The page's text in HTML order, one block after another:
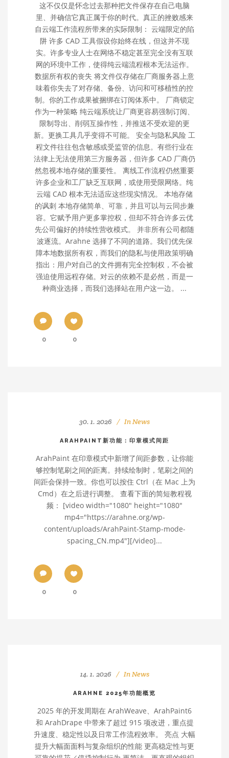
这不仅仅是怀念过去那种把文件保存在自己电脑
里、并确信它真正属于你的时代。真正的挫败感来
自云端工作流程所带来的实际限制： 云端限定的陷
阱 许多 CAD 工具假设你始终在线，但这并不现
实。许多专业人士在网络不稳定甚至完全没有互联
网的环境中工作，使得纯云端流程根本无法运作。
数据所有权的丧失 将文件仅存储在厂商服务器上意
味着你失去了对存储、备份、访问和可移植性的控
制。你的工作成果被捆绑在订阅体系中。 厂商锁定
作为一种策略 纯云端系统让厂商更容易强制订阅、
限制导出、削弱互操作性，并推送不受欢迎的更
新。更换工具几乎变得不可能。 安全与隐私风险 工
程文件往往包含敏感或受监管的信息。有些行业在
法律上无法使用第三方服务器，但许多 CAD 厂商仍
然忽视本地存储的重要性。 离线工作流程仍然重要
许多企业和工厂缺乏互联网，或使用受限网络。纯
云端 CAD 根本无法适应这些现实情况。 本地存储
的讽刺 本地存储简单、可靠，并且可以与云同步兼
容。它赋予用户更多掌控权，但却不符合许多云优
先公司偏好的持续性营收模式。 并非所有公司都随
波逐流。Arahne 选择了不同的道路。我们优先保
障本地数据所有权，而我们的隐私与使用政策明确
指出：用户对自己的文件拥有完全控制权，不会被
强迫使用远程存储。对云的依赖不是必然，而是一
种商业选择，而我们选择站在用户这一边。 ...
0 0
30. 1. 2026 InNews
ARAHPAINT新功能：印章模式间距
ArahPaint 在印章模式中新增了间距参数，让你能
够控制笔刷之间的距离。持续绘制时，笔刷之间的
间距会保持一致。你也可以按住 Ctrl（在 Mac 上为
Cmd）在之后进行调整。 查看下面的简短教程视
频： [video width="1080" height="1080"
mp4="https://arahne.org/wp-
content/uploads/ArahPaint-Stamp-mode-
spacing_CN.mp4"][/video]...
0 0
14. 1. 2026 InNews
ARAHNE 2025年功能概览
2025 年的开发周期在 ArahWeave、ArahPaint6
和 ArahDrape 中带来了超过 915 项改进，重点提
升速度、稳定性以及日常工作流程效率。 亮点 大幅
提升大幅面面料与复杂组织的性能 更高稳定性与更